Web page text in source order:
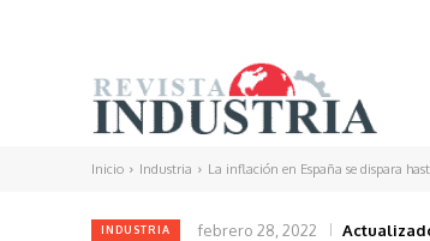
Inicio Industria La inflación en España se dispara
INDUSTRIA febrero 28, 2022